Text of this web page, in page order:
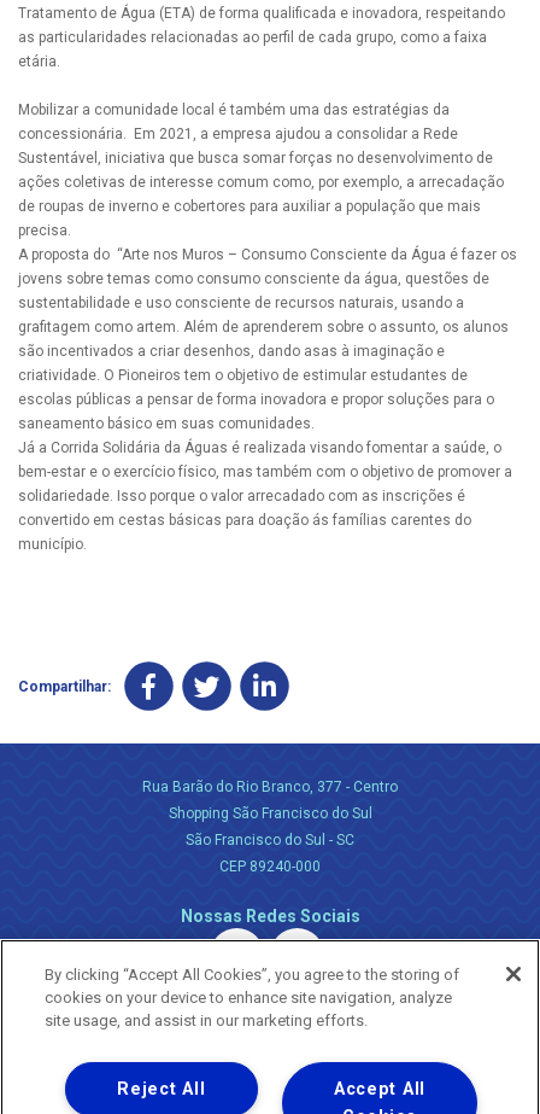
Tratamento de Água (ETA) de forma qualificada e inovadora, respeitando
as particularidades relacionadas ao perfil de cada grupo, como a faixa
etária.
Mobilizar a comunidade local é também uma das estratégias da
concessionária. Em 2021, a empresa ajudou a consolidar a Rede
Sustentável, iniciativa que busca somar forças no desenvolvimento de
ações coletivas de interesse comum como, por exemplo, a arrecadação
de roupas de inverno e cobertores para auxiliar a população que mais
precisa.
A proposta do “Arte nos Muros – Consumo Consciente da Água é fazer os
jovens sobre temas como consumo consciente da água, questões de
sustentabilidade e uso consciente de recursos naturais, usando a
grafitagem como artem. Além de aprenderem sobre o assunto, os alunos
são incentivados a criar desenhos, dando asas à imaginação e
criatividade. O Pioneiros tem o objetivo de estimular estudantes de
escolas públicas a pensar de forma inovadora e propor soluções para o
saneamento básico em suas comunidades.
Já a Corrida Solidária da Águas é realizada visando fomentar a saúde, o
bem-estar e o exercício físico, mas também com o objetivo de promover a
solidariedade. Isso porque o valor arrecadado com as inscrições é
convertido em cestas básicas para doação ás famílias carentes do
município.
Compartilhar:
Rua Barão do Rio Branco, 377 - Centro
Shopping São Francisco do Sul
São Francisco do Sul - SC
CEP 89240-000
Nossas Redes Sociais
Uma empresa
Copyright ® 2026 - Todos os Direitos Reservados.
By clicking “Accept All Cookies”, you agree to the storing of
cookies on your device to enhance site navigation, analyze
site usage, and assist in our marketing efforts.
Accept All
Reject All